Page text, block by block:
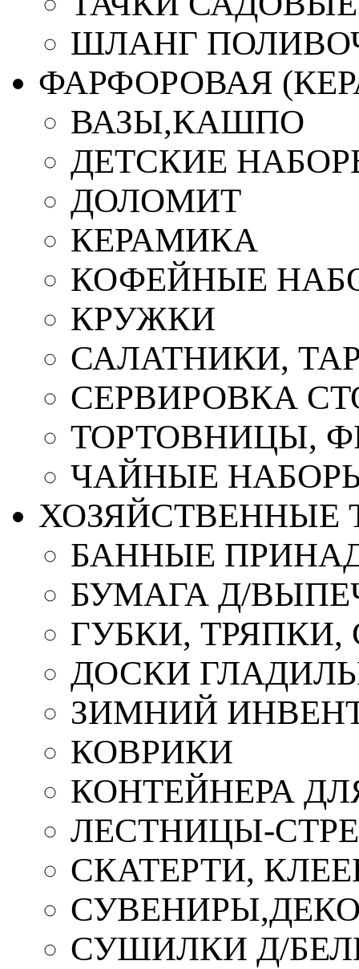
ШЛАНГ
ФАРФОРОВАЯ
ВАЗЫ,КАШПО
ДЕТСКИЕ
ДОЛОМИТ
КЕРАМИКА
КОФЕЙНЫЕ
КРУЖКИ
САЛАТНИКИ,
СЕРВИРОВКА
ТОРТОВНИЦЫ,
ЧАЙНЫЕ
ХОЗЯЙСТВЕННЫЕ
БАННЫЕ
БУМАГА Д/
ГУБКИ,
ДОСКИ
ЗИМНИЙ
КОВРИКИ
КОНТЕЙНЕРА
ЛЕСТНИЦЫ-
СКАТЕРТИ,
СУШИЛКИ Д/